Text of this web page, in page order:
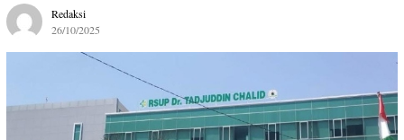
Redaksi
26/10/2025